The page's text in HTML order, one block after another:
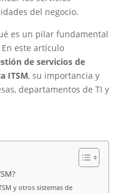
del negocio.
es un pilar fundamental
este artículo
de servicios de
ITSM, su importancia y
departamentos de TI y
y otros sistemas de